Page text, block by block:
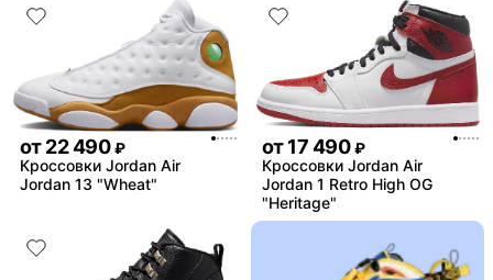
от22 490 ₽
Кроссовки Jordan Air
Jordan 13 "Wheat"
от17 490 ₽
Кроссовки Jordan Air
Jordan 1 Retro High OG
"Heritage"